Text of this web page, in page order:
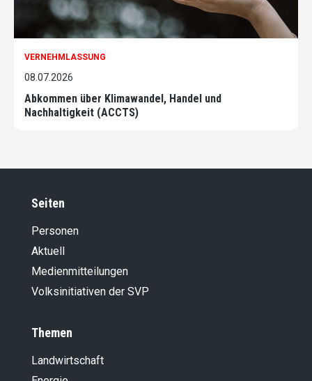
VERNEHMLASSUNG
08.07.2026
Abkommen über Klimawandel, Handel und
Nachhaltigkeit (ACCTS)
Seiten
Personen
Aktuell
Medienmitteilungen
Volksinitiativen der SVP
Themen
Landwirt­schaft